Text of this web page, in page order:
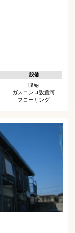
設備
収納
ガスコンロ設置可
フローリング